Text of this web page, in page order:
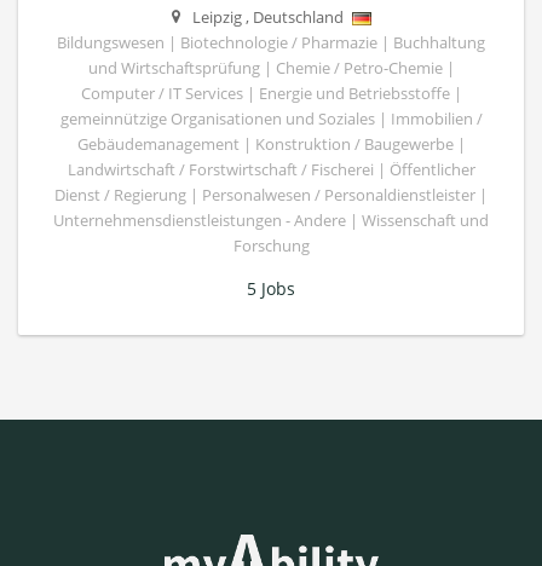
Leipzig, Deutschland
Bildungswesen | Biotechnologie / Pharmazie | Buchhaltung
und Wirtschaftsprüfung | Chemie / Petro-Chemie |
Computer / IT Services | Energie und Betriebsstoffe |
gemeinnützige Organisationen und Soziales | Immobilien /
Gebäudemanagement | Konstruktion / Baugewerbe |
Landwirtschaft / Forstwirtschaft / Fischerei | Öffentlicher
Dienst / Regierung | Personalwesen / Personaldienstleister |
Unternehmensdienstleistungen - Andere | Wissenschaft und
Forschung
5 Jobs